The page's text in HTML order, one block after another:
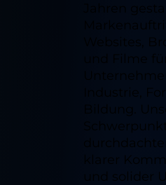
klarer
und solider